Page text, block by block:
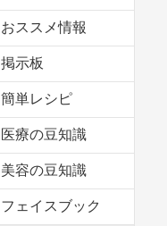
おススメ情報
掲示板
簡単レシピ
医療の豆知識
美容の豆知識
フェイスブック